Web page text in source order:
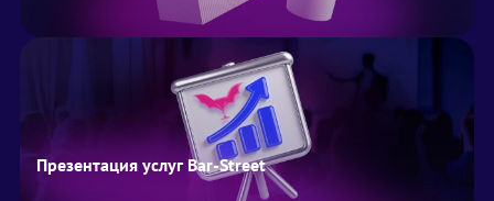
Презентация услуг Bar-Street